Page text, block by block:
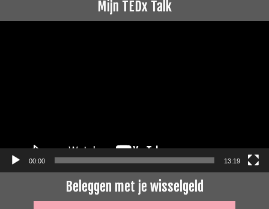
Mijn TEDx Talk
00:00 13:19
Beleggen met je wisselgeld